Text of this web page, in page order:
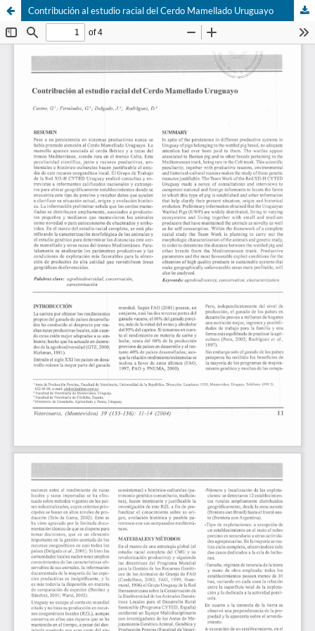
Contribución al estudio racial del Cerdo Mamellado Uruguayo